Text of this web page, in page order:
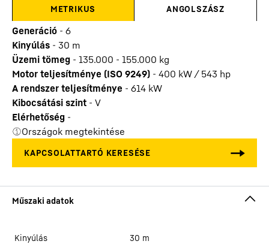
METRIKUS
ANGOLSZÁSZ
Generáció - 6
Kinyúlás - 30 m
Üzemi tömeg - 135.000 - 155.000 kg
Motor teljesítménye (ISO 9249) - 400 kW / 543 hp
A rendszer teljesítménye - 614 kW
Kibocsátási szint - V
Elérhetőség -
Országok megtekintése
Kinyúlás 30 m